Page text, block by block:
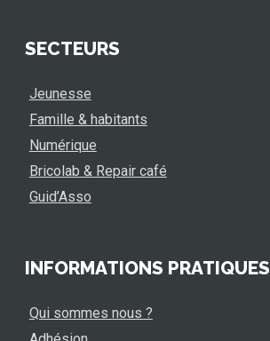
SECTEURS
Jeunesse
Famille & habitants
Numérique
Bricolab & Repair café
Guid’Asso
INFORMATIONS PRATIQUES
Qui sommes nous ?